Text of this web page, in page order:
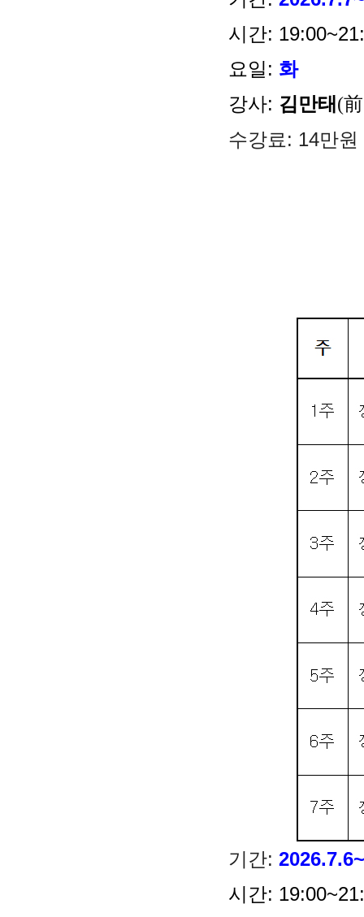
시간:
요일: 화
강사: 김만태 (
수강료: 14만원
기간:
시간: